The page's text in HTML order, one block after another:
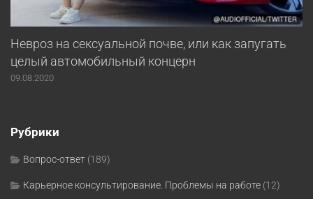
Невроз на сексуальной почве, или как запугать
целый автомобильный концерн
09.08.2020
Рубрики
Вопрос-ответ (189)
Карьерное консультирование. Проблемы на работе (12)